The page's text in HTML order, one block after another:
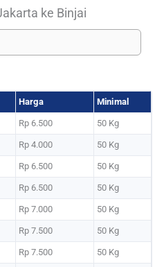
ke Binjai
Harga Minimal
Rp 6.500 50 Kg
Rp 4.000 50 Kg
Rp 6.500 50 Kg
Rp 6.500 50 Kg
Rp 7.000 50 Kg
Rp 7.500 50 Kg
Rp 7.500 50 Kg